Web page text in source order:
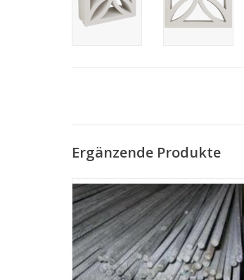
Ergänzende Produkte
ImmerRostFreiStahl verzinkt 6mm
Verstärkungen rund um die Glasbausteine​​.
Diese Verstärkung soll horizontal und
vertikal in den Gelenken für eine feste
Wand handhaben. Länge 2 Meter.
ZUM WARENKORB HINZUFÜGEN